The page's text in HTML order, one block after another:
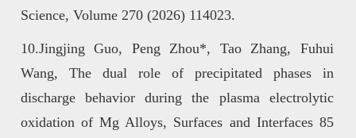
Science, Volume 270 (2026) 114023.
10.Jingjing Guo, Peng Zhou*, Tao Zhang, Fuhui
Wang, The dual role of precipitated phases in
discharge behavior during the plasma electrolytic
oxidation of Mg Alloys, Surfaces and Interfaces 85